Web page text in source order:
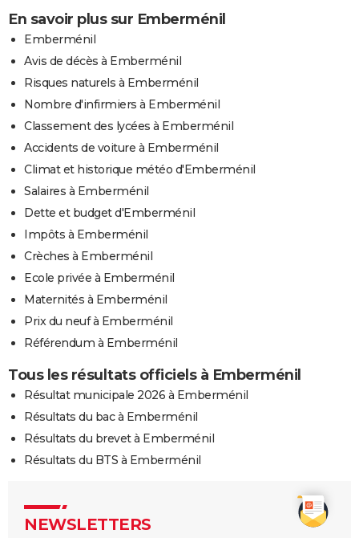
En savoir plus sur Emberménil
Emberménil
Avis de décès à Emberménil
Risques naturels à Emberménil
Nombre d'infirmiers à Emberménil
Classement des lycées à Emberménil
Accidents de voiture à Emberménil
Climat et historique météo d'Emberménil
Salaires à Emberménil
Dette et budget d'Emberménil
Impôts à Emberménil
Crèches à Emberménil
Ecole privée à Emberménil
Maternités à Emberménil
Prix du neuf à Emberménil
Référendum à Emberménil
Tous les résultats officiels à Emberménil
Résultat municipale 2026 à Emberménil
Résultats du bac à Emberménil
Résultats du brevet à Emberménil
Résultats du BTS à Emberménil
NEWSLETTERS